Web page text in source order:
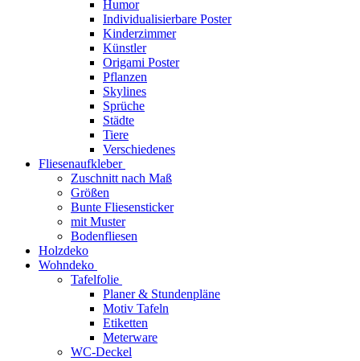
Humor
Individualisierbare Poster
Kinderzimmer
Künstler
Origami Poster
Pflanzen
Skylines
Sprüche
Städte
Tiere
Verschiedenes
Fliesenaufkleber
Zuschnitt nach Maß
Größen
Bunte Fliesensticker
mit Muster
Bodenfliesen
Holzdeko
Wohndeko
Tafelfolie
Planer & Stundenpläne
Motiv Tafeln
Etiketten
Meterware
WC-Deckel